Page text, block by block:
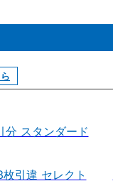
分 スタンダード
枚引違 セレクト